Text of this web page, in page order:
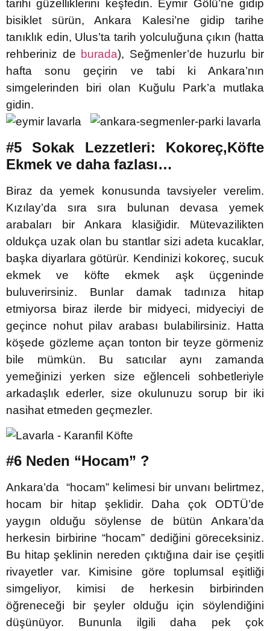
tarihi güzelliklerini keşfedin. Eymir Gölü’ne gidip
bisiklet sürün, Ankara Kalesi’ne gidip tarihe
tanıklık edin, Ulus’ta tarih yolculuğuna çıkın (hatta
rehberiniz de burada), Seğmenler’de huzurlu bir
hafta sonu geçirin ve tabi ki Ankara’nın
simgelerinden biri olan Kuğulu Park’a mutlaka
gidin.
#5 Sokak Lezzetleri: Kokoreç,Köfte
Ekmek ve daha fazlası…
Biraz da yemek konusunda tavsiyeler verelim.
Kızılay’da sıra sıra bulunan devasa yemek
arabaları bir Ankara klasiğidir. Mütevazilikten
oldukça uzak olan bu stantlar sizi adeta kucaklar,
başka diyarlara götürür. Kendinizi kokoreç, sucuk
ekmek ve köfte ekmek aşk üçgeninde
buluverirsiniz. Bunlar damak tadınıza hitap
etmiyorsa biraz ilerde bir midyeci, midyeciyi de
geçince nohut pilav arabası bulabilirsiniz. Hatta
köşede gözleme açan tonton bir teyze görmeniz
bile mümkün. Bu satıcılar aynı zamanda
yemeğinizi yerken size eğlenceli sohbetleriyle
arkadaşlık ederler, size okulunuzu sorup bir iki
nasihat etmeden geçmezler.
#6 Neden “Hocam” ?
Ankara’da “hocam” kelimesi bir unvanı belirtmez,
hocam bir hitap şeklidir. Daha çok ODTÜ’de
yaygın olduğu söylense de bütün Ankara’da
herkesin birbirine “hocam” dediğini göreceksiniz.
Bu hitap şeklinin nereden çıktığına dair ise çeşitli
rivayetler var. Kimisine göre toplumsal eşitliği
simgeliyor, kimisi de herkesin birbirinden
öğreneceği bir şeyler olduğu için söylendiğini
düşünüyor. Bununla ilgili daha pek çok